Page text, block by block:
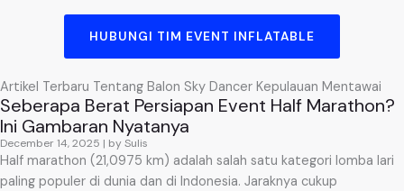
HUBUNGI TIM EVENT INFLATABLE
Artikel Terbaru Tentang Balon Sky Dancer Kepulauan Mentawai
Seberapa Berat Persiapan Event Half Marathon?
Ini Gambaran Nyatanya
December 14, 2025 | by Sulis
Half marathon (21,0975 km) adalah salah satu kategori lomba lari
paling populer di dunia dan di Indonesia. Jaraknya cukup